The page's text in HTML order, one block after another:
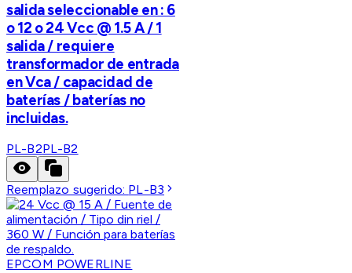
salida seleccionable en : 6
o 12 o 24 Vcc @ 1.5 A / 1
salida / requiere
transformador de entrada
en Vca / capacidad de
baterías / baterías no
incluidas.
PL-B2PL-B2
Reemplazo sugerido: PL-B3
EPCOM POWERLINE